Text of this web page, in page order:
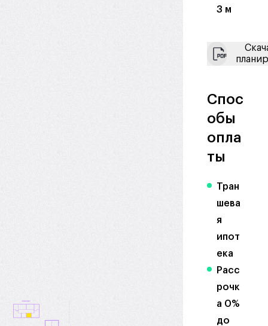
3 м
Спос
обы
опла
ты
Тран
шева
я
ипот
ека
Расс
рочк
а 0%
до